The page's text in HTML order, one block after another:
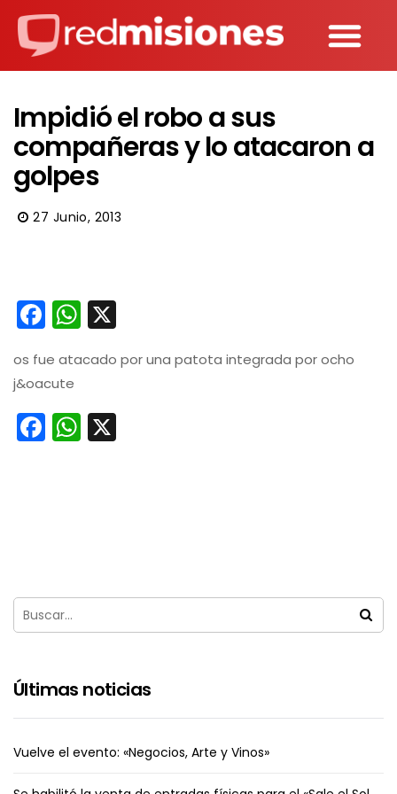
Impidió el robo a sus
compañeras y lo atacaron a
golpes
27 Junio, 2013
Facebook
WhatsApp
os fue atacado por una patota integrada por ocho
j&oacute
Facebook
WhatsApp
Últimas noticias
Vuelve el evento: «Negocios, Arte y Vinos»